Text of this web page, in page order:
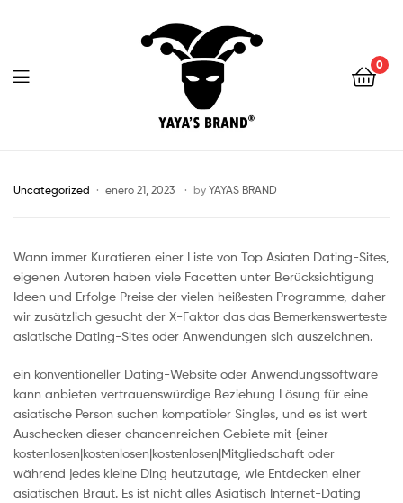
BRAND
0
Uncategorized enero 21, 2023 by YAYAS BRAND
Wann immer Kuratieren einer Liste von Top Asiaten Dating-Sites,
eigenen Autoren haben viele Facetten unter Berücksichtigung
Ideen und Erfolge Preise der vielen heißesten Programme, daher
wir zusätzlich gesucht der X-Faktor das das Bemerkenswerteste
asiatische Dating-Sites oder Anwendungen sich auszeichnen.
ein konventioneller Dating-Website oder Anwendungssoftware
kann anbieten vertrauenswürdige Beziehung Lösung für eine
asiatische Person suchen kompatibler Singles, und es ist wert
Auschecken dieser chancenreichen Gebiete mit {einer
kostenlosen|kostenlosen|kostenlosen|Mitgliedschaft oder
während jedes kleine Ding heutzutage, wie Entdecken einer
asiatischen Braut. Es ist nicht alles Asiatisch Internet-Dating